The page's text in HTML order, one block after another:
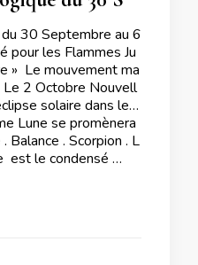
30 Septembre au 6
les Flammes Ju
» Le mouvement ma
Le 2 Octobre Nouvell
solaire dans le s
Lune se promènera
Balance . Scorpion . L
est le condensé …